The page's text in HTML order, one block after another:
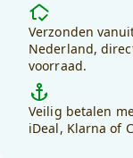
Waarom
kiezen
voor
debadeend.nl?
Verzonden
Nederland,
voorraad.
Veilig betalen
iDeal, Klarna of